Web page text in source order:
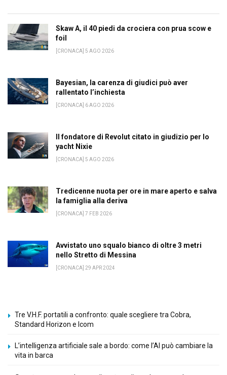
Skaw A, il 40 piedi da crociera con prua scow e
foil
[CRONACA] 5 AGO 2026
Bayesian, la carenza di giudici può aver
rallentato l’inchiesta
[CRONACA] 6 AGO 2026
Il fondatore di Revolut citato in giudizio per lo
yacht Nixie
[CRONACA] 5 AGO 2026
Tredicenne nuota per ore in mare aperto e salva
la famiglia alla deriva
[CRONACA] 7 FEB 2026
Avvistato uno squalo bianco di oltre 3 metri
nello Stretto di Messina
[CRONACA] 29 APR 2024
Tre V.H.F. portatili a confronto: quale scegliere tra Cobra,
Standard Horizon e Icom
L’intelligenza artificiale sale a bordo: come l’AI può cambiare la
vita in barca